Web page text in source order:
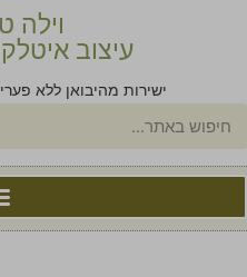
וילה
עיצוב
ישירות מהיבואן ללא פערי תיווך /